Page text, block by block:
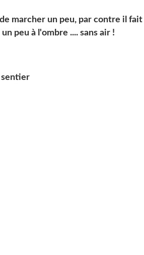
marcher un peu, par contre il fait
peu à l'ombre .... sans air !
sentier